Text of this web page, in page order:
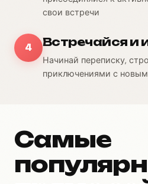
свои встречи
4 Встречайся и
Начинай переписку,
приключениями с
Самые